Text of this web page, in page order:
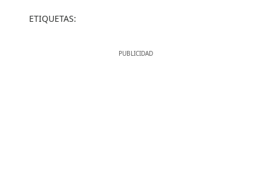
ETIQUETAS: